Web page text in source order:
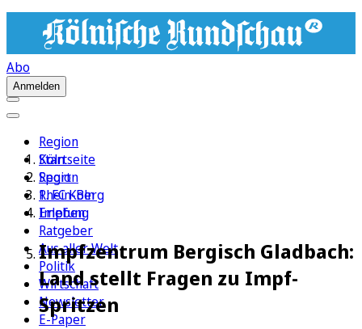
Abo
Anmelden
Region
Köln
Sport
1. FC Köln
Erleben
Ratgeber
Aus aller Welt
Politik
Wirtschaft
Newsletter
E-Paper
Startseite
Region
Rhein-Berg
Impfung
Impfzentrum Bergisch Gladbach:
Land stellt Fragen zu Impf-
Spritzen